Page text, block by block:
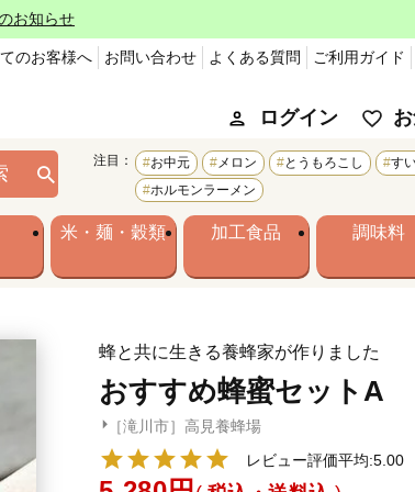
お知らせ
のお客様へ お問い合わせ よくある質問 ご利用ガイド
ログイン
注目： お中元 メロン とうもろこし す
ホルモンラーメン
米・麺・穀類 加工食品 調味料
蜂と共に生きる養蜂家が作りました
おすすめ蜂蜜セットA
［滝川市］高見養蜂場
レビュー評価平均:5.00